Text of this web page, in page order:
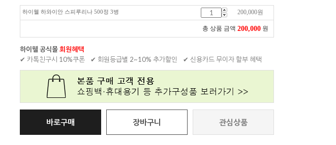
하이웰 하와이안 스피루리나 500정 3병 200,000원
총 상품 금액 200,000 원
하이웰 공식몰회원혜택
✔ 카톡친구시 10%쿠폰
✔ 회원등급별 2~10% 추가할인 ✔ 신용카드 무이자 할부 혜택
바로구매 장바구니 관심상품